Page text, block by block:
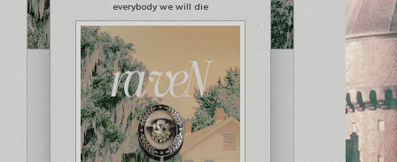
everybody we will die